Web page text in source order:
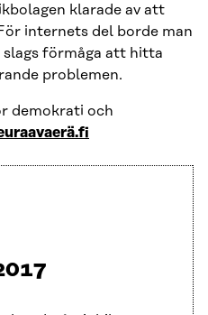
klarade av att
internets del borde man
slags förmåga att hitta
problemen.
demokrati och